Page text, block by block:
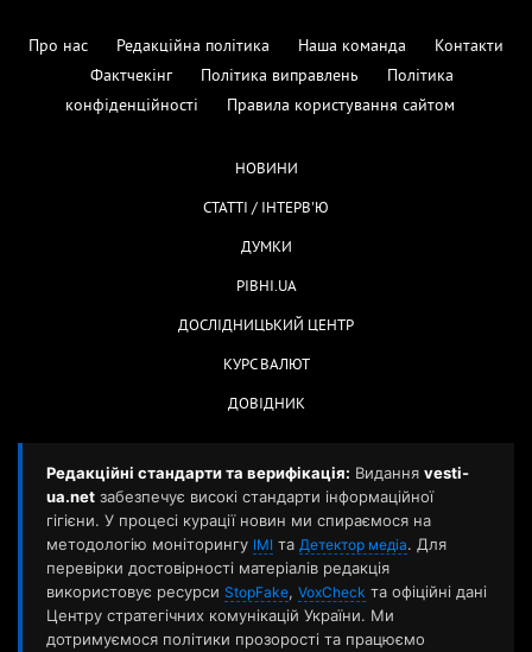
Про нас Редакційна політика Наша команда
Контакти
Фактчекінг
Політика виправлень
Політика
конфіденційності
Правила користування сайтом
НОВИНИ
СТАТТІ / ІНТЕРВ'Ю
ДУМКИ
РІВНІ.UA
ДОСЛІДНИЦЬКИЙ ЦЕНТР
КУРС ВАЛЮТ
ДОВІДНИК
Редакційні стандарти та верифікація: Видання vesti-
ua.net забезпечує високі стандарти інформаційної
гігієни. У процесі курації новин ми спираємося на
методологію моніторингу ІМІ та Детектор медіа. Для
перевірки достовірності матеріалів редакція
використовує ресурси StopFake, VoxCheck та офіційні дані
Центру стратегічних комунікацій України. Ми
дотримуємося політики прозорості та працюємо